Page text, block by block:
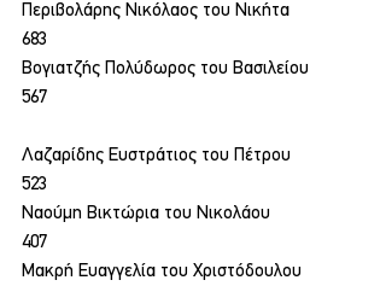
Περιβολάρης Νικόλαος του Νικήτα
683
Βογιατζής Πολύδωρος του Βασιλείου
567
Λαζαρίδης Ευστράτιος του Πέτρου
523
Ναούμη Βικτώρια του Νικολάου
407
Μακρή Ευαγγελία του Χριστόδουλου